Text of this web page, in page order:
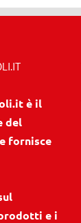
è il
del
fornisce
e i